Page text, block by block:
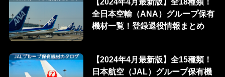
全日本空輸（ANA）グループ保有
機材一覧！登録退役情報まとめ
【2024年4月最新版】全15種類！
日本航空（JAL）グループ保有機